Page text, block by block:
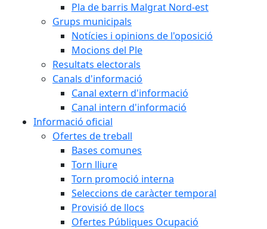
Pla de barris Malgrat Nord-est
Grups municipals
Notícies i opinions de l'oposició
Mocions del Ple
Resultats electorals
Canals d'informació
Canal extern d'informació
Canal intern d'informació
Informació oficial
Ofertes de treball
Bases comunes
Torn lliure
Torn promoció interna
Seleccions de caràcter temporal
Provisió de llocs
Ofertes Públiques Ocupació